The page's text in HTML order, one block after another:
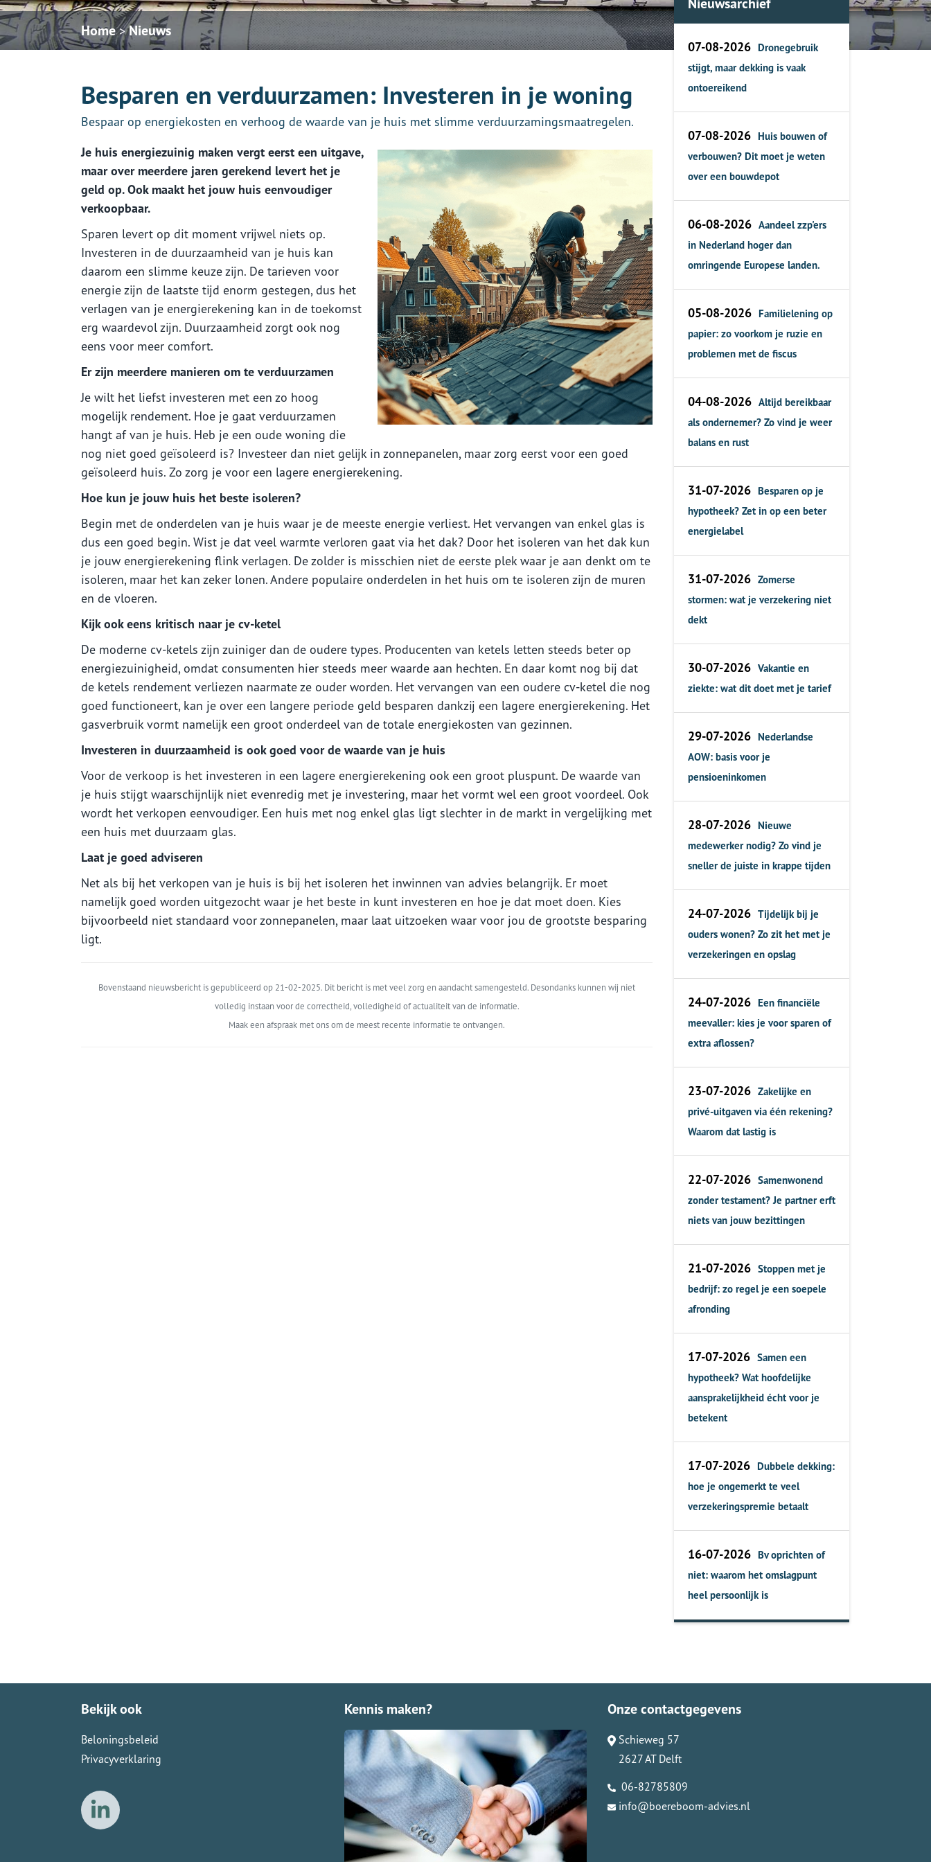
Home > Nieuws
Besparen en verduurzamen: Investeren in je woning
Bespaar op energiekosten en verhoog de waarde van je huis met slimme verduurzamingsmaatregelen.
Je huis energiezuinig maken vergt eerst een uitgave,
maar over meerdere jaren gerekend levert het je
geld op. Ook maakt het jouw huis eenvoudiger
verkoopbaar.
Sparen levert op dit moment vrijwel niets op.
Investeren in de duurzaamheid van je huis kan
daarom een slimme keuze zijn. De tarieven voor
energie zijn de laatste tijd enorm gestegen, dus het
verlagen van je energierekening kan in de toekomst
erg waardevol zijn. Duurzaamheid zorgt ook nog
eens voor meer comfort.
Er zijn meerdere manieren om te verduurzamen
Je wilt het liefst investeren met een zo hoog
mogelijk rendement. Hoe je gaat verduurzamen
hangt af van je huis. Heb je een oude woning die
nog niet goed geïsoleerd is? Investeer dan niet gelijk in zonnepanelen, maar zorg eerst voor een goed
geïsoleerd huis. Zo zorg je voor een lagere energierekening.
Hoe kun je jouw huis het beste isoleren?
Begin met de onderdelen van je huis waar je de meeste energie verliest. Het vervangen van enkel glas is
dus een goed begin. Wist je dat veel warmte verloren gaat via het dak? Door het isoleren van het dak kun
je jouw energierekening flink verlagen. De zolder is misschien niet de eerste plek waar je aan denkt om te
isoleren, maar het kan zeker lonen. Andere populaire onderdelen in het huis om te isoleren zijn de muren
en de vloeren.
Kijk ook eens kritisch naar je cv-ketel
De moderne cv-ketels zijn zuiniger dan de oudere types. Producenten van ketels letten steeds beter op
energiezuinigheid, omdat consumenten hier steeds meer waarde aan hechten. En daar komt nog bij dat
de ketels rendement verliezen naarmate ze ouder worden. Het vervangen van een oudere cv-ketel die nog
goed functioneert, kan je over een langere periode geld besparen dankzij een lagere energierekening. Het
gasverbruik vormt namelijk een groot onderdeel van de totale energiekosten van gezinnen.
Investeren in duurzaamheid is ook goed voor de waarde van je huis
Voor de verkoop is het investeren in een lagere energierekening ook een groot pluspunt. De waarde van
je huis stijgt waarschijnlijk niet evenredig met je investering, maar het vormt wel een groot voordeel. Ook
wordt het verkopen eenvoudiger. Een huis met nog enkel glas ligt slechter in de markt in vergelijking met
een huis met duurzaam glas.
Laat je goed adviseren
Net als bij het verkopen van je huis is bij het isoleren het inwinnen van advies belangrijk. Er moet
namelijk goed worden uitgezocht waar je het beste in kunt investeren en hoe je dat moet doen. Kies
bijvoorbeeld niet standaard voor zonnepanelen, maar laat uitzoeken waar voor jou de grootste besparing
ligt.
Bovenstaand nieuwsbericht is gepubliceerd op 21-02-2025. Dit bericht is met veel zorg en aandacht samengesteld. Desondanks kunnen wij niet
volledig instaan voor de correctheid, volledigheid of actualiteit van de informatie.
Maak een afspraak met ons om de meest recente informatie te ontvangen.
07-08-2026 Dronegebruik
stijgt, maar dekking is vaak
ontoereikend
07-08-2026 Huis bouwen of
verbouwen? Dit moet je weten
over een bouwdepot
06-08-2026 Aandeel zzp'ers
in Nederland hoger dan
omringende Europese landen.
05-08-2026 Familielening op
papier: zo voorkom je ruzie en
problemen met de fiscus
04-08-2026 Altijd bereikbaar
als ondernemer? Zo vind je weer
balans en rust
31-07-2026 Besparen op je
hypotheek? Zet in op een beter
energielabel
31-07-2026 Zomerse
stormen: wat je verzekering niet
dekt
30-07-2026 Vakantie en
ziekte: wat dit doet met je tarief
29-07-2026 Nederlandse
AOW: basis voor je
pensioeninkomen
28-07-2026 Nieuwe
medewerker nodig? Zo vind je
sneller de juiste in krappe tijden
24-07-2026 Tijdelijk bij je
ouders wonen? Zo zit het met je
verzekeringen en opslag
24-07-2026 Een financiële
meevaller: kies je voor sparen of
extra aflossen?
23-07-2026 Zakelijke en
privé-uitgaven via één rekening?
Waarom dat lastig is
22-07-2026 Samenwonend
zonder testament? Je partner erft
niets van jouw bezittingen
21-07-2026 Stoppen met je
bedrijf: zo regel je een soepele
afronding
17-07-2026 Samen een
hypotheek? Wat hoofdelijke
aansprakelijkheid écht voor je
betekent
17-07-2026 Dubbele dekking:
hoe je ongemerkt te veel
verzekeringspremie betaalt
16-07-2026 Bv oprichten of
niet: waarom het omslagpunt
heel persoonlijk is
Bekijk ook
Beloningsbeleid
Privacyverklaring
Kennis maken? Onze contactgegevens
Schieweg 57
2627 AT Delft
06-82785809
info@boereboom-advies.nl